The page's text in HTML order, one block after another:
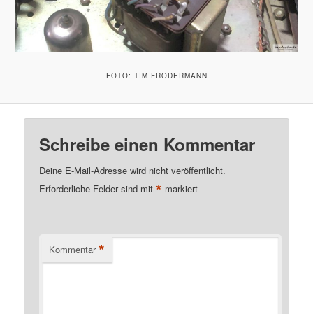
FOTO: TIM FRODERMANN
Schreibe einen Kommentar
Deine E-Mail-Adresse wird nicht veröffentlicht.
Erforderliche Felder sind mit* markiert
Kommentar *